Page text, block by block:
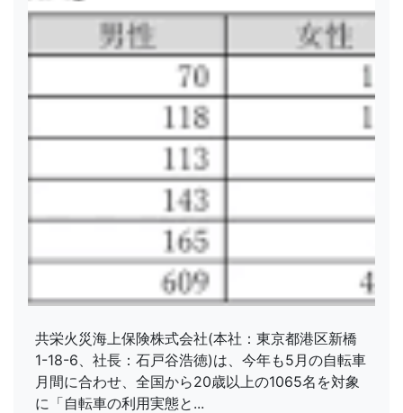
共栄火災海上保険株式会社(本社：東京都港区新橋
1-18-6、社長：石戸谷浩徳)は、今年も5月の自転車
月間に合わせ、全国から20歳以上の1065名を対象
に「自転車の利用実態と...